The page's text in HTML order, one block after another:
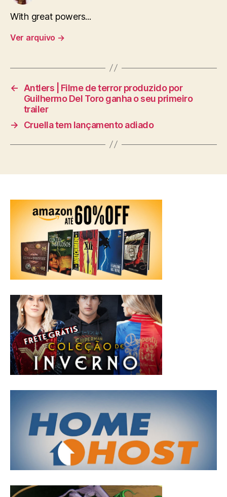
With great powers...
Ver arquivo →
←
Antlers | Filme de terror produzido por
Guilhermo Del Toro ganha o seu primeiro
trailer
→
Cruella tem lançamento adiado